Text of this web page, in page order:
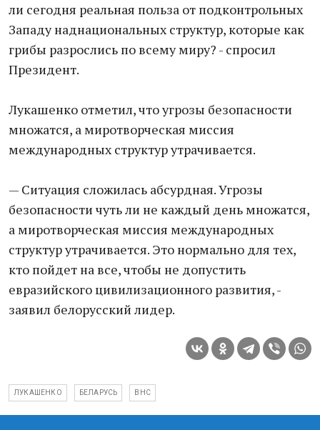
ли сегодня реальная польза от подконтрольных
Западу наднациональных структур, которые как
грибы разрослись по всему миру? - спросил
Президент.
Лукашенко отметил, что угрозы безопасности
множатся, а миротворческая миссия
международных структур утрачивается.
— Ситуация сложилась абсурдная. Угрозы
безопасности чуть ли не каждый день множатся,
а миротворческая миссия международных
структур утрачивается. Это нормально для тех,
кто пойдет на все, чтобы не допустить
евразийского цивилизационного развития, -
заявил белорусский лидер.
ЛУКАШЕНКО БЕЛАРУСЬ ВНС